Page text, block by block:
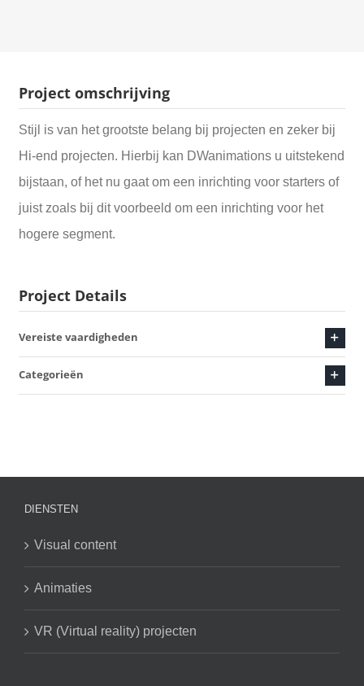
Project omschrijving
Stijl is van het grootste belang bij projecten en zeker bij
Hi-end projecten. Hierbij kan DWanimations u uitstekend
bijstaan, of het nu gaat om een inrichting voor starters of
juist zoals bij dit voorbeeld om een inrichting voor het
hogere segment.
Project Details
Vereiste vaardigheden
Categorieën
DIENSTEN
Visual content
Animaties
VR (Virtual reality) projecten